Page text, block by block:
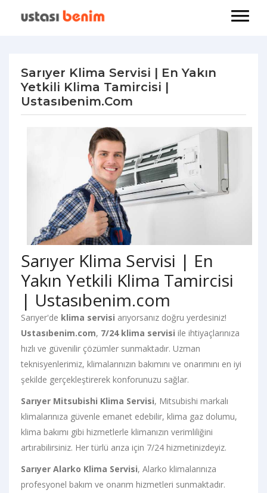
Sarıyer Klima Servisi | En Yakın
Yetkili Klima Tamircisi |
Ustasıbenim.com
Sarıyer Klima Servisi | En
Yakın Yetkili Klima Tamircisi
| Ustasıbenim.com
Sarıyer'de klima servisi arıyorsanız doğru yerdesiniz!
Ustasıbenim.com, 7/24 klima servisi ile ihtiyaçlarınıza
hızlı ve güvenilir çözümler sunmaktadır. Uzman
teknisyenlerimiz, klimalarınızın bakımını ve onarımını en iyi
şekilde gerçekleştirerek konforunuzu sağlar.
Sarıyer Mitsubishi Klima Servisi, Mitsubishi markalı
klimalarınıza güvenle emanet edebilir, klima gaz dolumu,
klima bakımı gibi hizmetlerle klimanızın verimliliğini
artırabilirsiniz. Her türlü arıza için 7/24 hizmetinizdeyiz.
Sarıyer Alarko Klima Servisi, Alarko klimalarınıza
profesyonel bakım ve onarım hizmetleri sunmaktadır.